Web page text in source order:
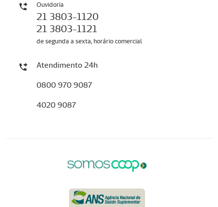
Ouvidoria
21 3803-1120
21 3803-1121
de segunda a sexta, horário comercial
Atendimento 24h
0800 970 9087
4020 9087